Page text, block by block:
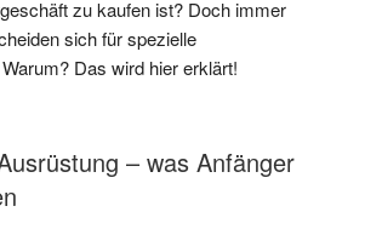
zu kaufen ist? Doch immer
sich für spezielle
Das wird hier erklärt!
– was Anfänger